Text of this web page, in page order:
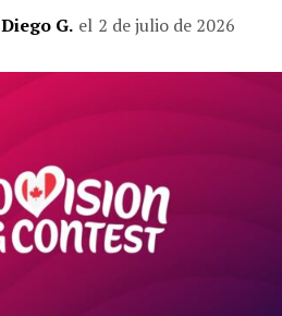
Diego G. el 2 de julio de 2026